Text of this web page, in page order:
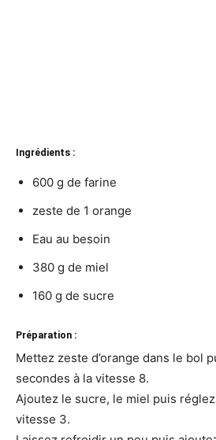
Ingrédients :
600 g de farine
zeste de 1 orange
Eau au besoin
380 g de miel
160 g de sucre
Préparation :
Mettez zeste d’orange dans le bol
secondes à la vitesse 8.
Ajoutez le sucre, le miel puis
vitesse 3.